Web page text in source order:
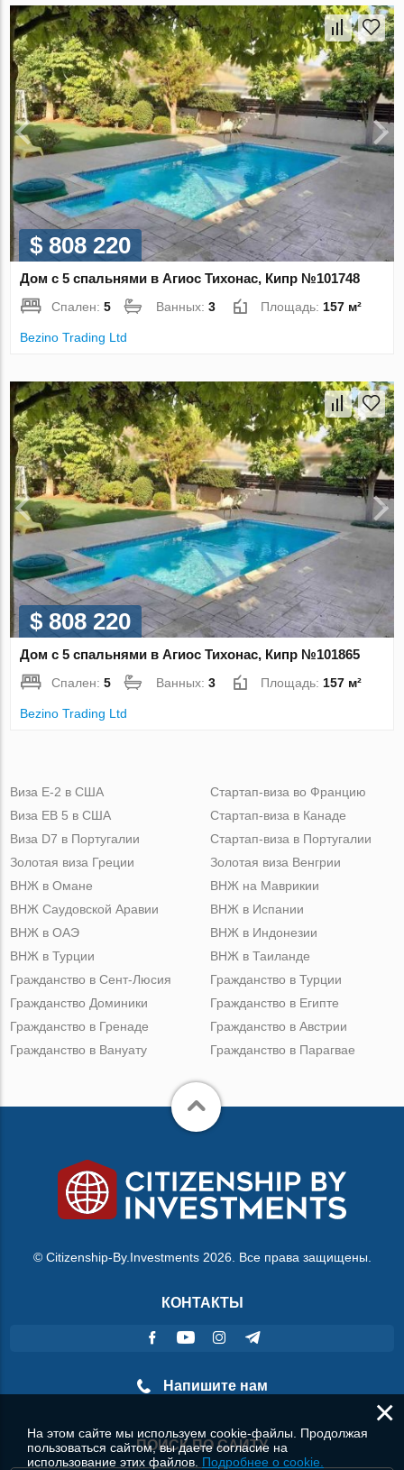
$ 808 220
Дом с 5 спальнями в Агиос Тихонас, Кипр №101748
Спален:5 Ванных:3 Площадь: 157 м²
Bezino Trading Ltd
$ 808 220
Дом с 5 спальнями в Агиос Тихонас, Кипр №101865
Спален:5 Ванных:3 Площадь: 157 м²
Bezino Trading Ltd
Виза Е-2 в США
Виза ЕВ 5 в США
Виза D7 в Португалии
Золотая виза Греции
Стартап-виза во Францию
Стартап-виза в Канаде
Стартап-виза в Португалии
Золотая виза Венгрии
ВНЖ в Омане
ВНЖ Саудовской Аравии
ВНЖ в ОАЭ
ВНЖ в Турции
ВНЖ на Маврикии
ВНЖ в Испании
ВНЖ в Индонезии
ВНЖ в Таиланде
Гражданство в Сент-Люсия
Гражданство Доминики
Гражданство в Гренаде
Гражданство в Вануату
Гражданство в Турции
Гражданство в Египте
Гражданство в Австрии
Гражданство в Парагвае
© Citizenship-By.Investments 2026. Все права защищены.
КОНТАКТЫ
Напишите нам
ПОИСК ПО САЙТУ
×
На этом сайте мы используем cookie-файлы. Продолжая
пользоваться сайтом, вы даете согласие на
использование этих файлов. Подробнее о cookie.